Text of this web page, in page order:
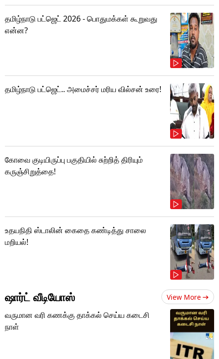
தமிழ்நாடு பட்ஜெட் 2026 - பொதுமக்கள் கூறுவது
என்ன?
தமிழ்நாடு பட்ஜெட்.. அமைச்சர் மரிய வில்சன் உரை!
கோவை குடியிருப்பு பகுதியில் சுற்றித் திரியும்
கருஞ்சிறுத்தை!
உதயநிதி ஸ்டாலின் கைதை கண்டித்து சாலை
மறியல்!
ஷார்ட் வீடியோஸ் View More
வருமான வரி கணக்கு தாக்கல் செய்ய கடைசி
நாள்